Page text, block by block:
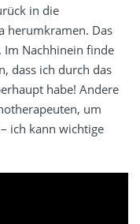
in die
herumkramen. Das
Im Nachhinein finde
dass ich durch das
habe! Andere
um
ich kann wichtige